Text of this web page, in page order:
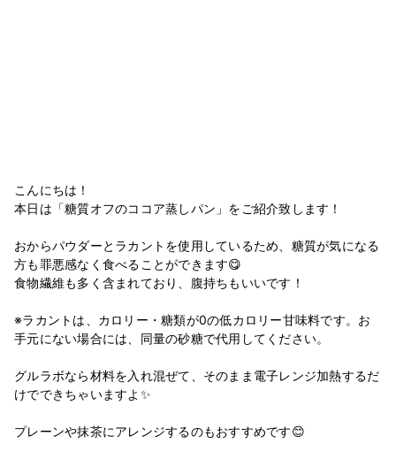
こんにちは！
本日は「糖質オフのココア蒸しパン」をご紹介致します！
おからパウダーとラカントを使用しているため、糖質が気になる
方も罪悪感なく食べることができます😋
食物繊維も多く含まれており、腹持ちもいいです！
※ラカントは、カロリー・糖類が0の低カロリー甘味料です。お
手元にない場合には、同量の砂糖で代用してください。
グルラボなら材料を入れ混ぜて、そのまま電子レンジ加熱するだ
けでできちゃいますよ✨
プレーンや抹茶にアレンジするのもおすすめです😊